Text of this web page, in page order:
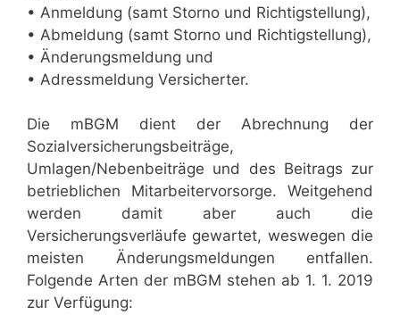
• Anmeldung (samt Storno und Richtigstellung),
• Abmeldung (samt Storno und Richtigstellung),
• Änderungsmeldung und
• Adressmeldung Versicherter.
Die mBGM dient der Abrechnung der
Sozialversicherungsbeiträge,
Umlagen/Nebenbeiträge und des Beitrags zur
betrieblichen Mitarbeitervorsorge. Weitgehend
werden damit aber auch die
Versicherungsverläufe gewartet, weswegen die
meisten Änderungsmeldungen entfallen.
Folgende Arten der mBGM stehen ab 1. 1. 2019
zur Verfügung: